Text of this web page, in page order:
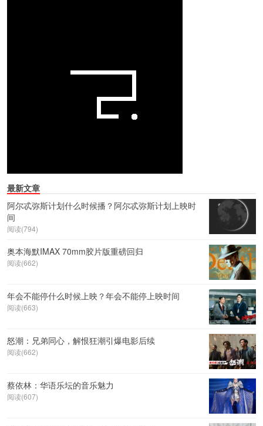
最新文章
阿尔忒弥斯计划什么时候播？阿尔忒弥斯计划上映时
间
阅读(794)
奥本海默IMAX 70mm胶片版重磅回归
阅读(662)
年会不能停什么时候上映？年会不能停上映时间
阅读(663)
怒潮：兄弟同心，解恨狂潮引爆电影后续
阅读(662)
蔡依林：华语乐坛的音乐魅力
阅读(607)